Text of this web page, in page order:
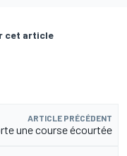
cet article
ARTICLE PRÉCÉDENT
une course écourtée